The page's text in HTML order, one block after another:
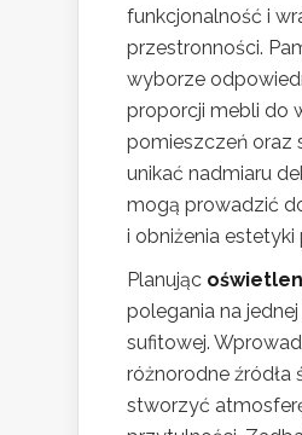
funkcjonalność i
przestronności.
wyborze
proporcji mebli do
pomieszczeń oraz
unikać nadmiaru
mogą prowadzić
i obniżenia estetyki
Planując
polegania na
sufitowej.
różnorodne źródła
stworzyć